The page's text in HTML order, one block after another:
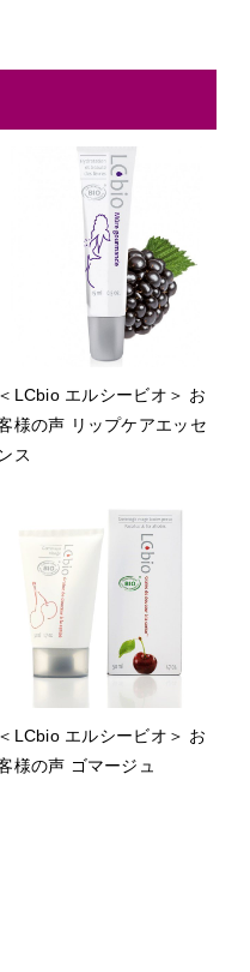
＜LCbio エルシービオ＞ お
様の声 リップケアエッセ
ンス
＜LCbio エルシービオ＞ お
様の声 ゴマージュ